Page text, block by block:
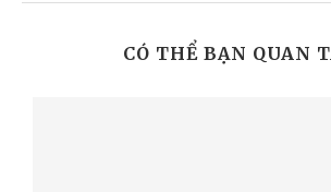
CÓ THỂ BẠN QUAN